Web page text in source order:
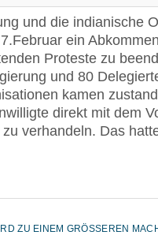
und die indianische
ein
Proteste zu
und 80
kamen
direkt mit dem
verhandeln. Das
ZU EINEM GRÖSSEREN